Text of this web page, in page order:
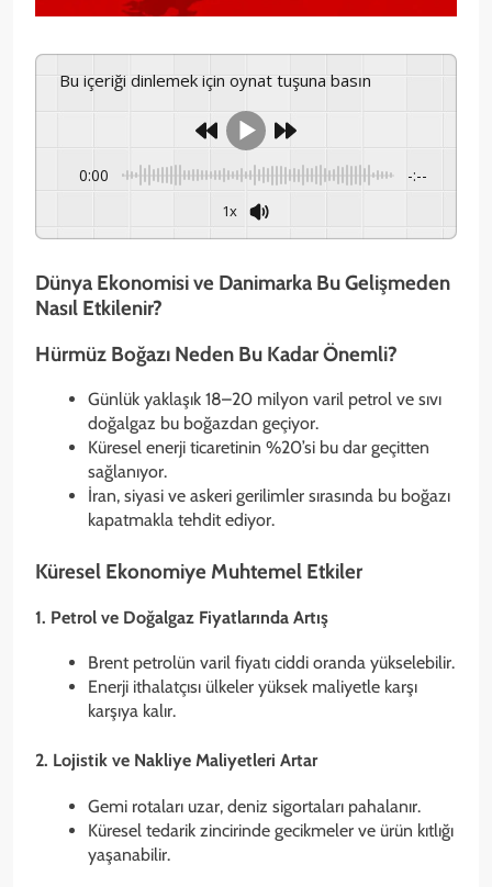
Bu içeriği dinlemek için oynat tuşuna basın
0:00 -:--
1x
Dünya Ekonomisi ve Danimarka Bu Gelişmeden
Nasıl Etkilenir?
Hürmüz Boğazı Neden Bu Kadar Önemli?
Günlük yaklaşık 18–20 milyon varil petrol ve sıvı
doğalgaz bu boğazdan geçiyor.
Küresel enerji ticaretinin %20’si bu dar geçitten
sağlanıyor.
İran, siyasi ve askeri gerilimler sırasında bu boğazı
kapatmakla tehdit ediyor.
Küresel Ekonomiye Muhtemel Etkiler
1. Petrol ve Doğalgaz Fiyatlarında Artış
Brent petrolün varil fiyatı ciddi oranda yükselebilir.
Enerji ithalatçısı ülkeler yüksek maliyetle karşı
karşıya kalır.
2. Lojistik ve Nakliye Maliyetleri Artar
Gemi rotaları uzar, deniz sigortaları pahalanır.
Küresel tedarik zincirinde gecikmeler ve ürün kıtlığı
yaşanabilir.